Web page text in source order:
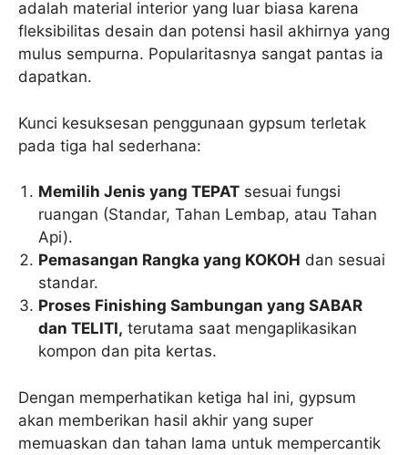
adalah material interior yang luar biasa karena
fleksibilitas desain dan potensi hasil akhirnya yang
mulus sempurna. Popularitasnya sangat pantas ia
dapatkan.
Kunci kesuksesan penggunaan gypsum terletak
pada tiga hal sederhana:
Memilih Jenis yang TEPAT sesuai fungsi
ruangan (Standar, Tahan Lembap, atau Tahan
Api).
Pemasangan Rangka yang KOKOH dan sesuai
standar.
Proses Finishing Sambungan yang SABAR
dan TELITI, terutama saat mengaplikasikan
kompon dan pita kertas.
Dengan memperhatikan ketiga hal ini, gypsum
akan memberikan hasil akhir yang super
memuaskan dan tahan lama untuk mempercantik